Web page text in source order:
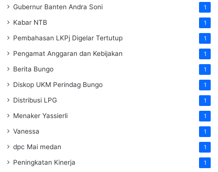
Gubernur Banten Andra Soni 1
Kabar NTB 1
Pembahasan LKPj Digelar Tertutup 1
Pengamat Anggaran dan Kebijakan 1
Berita Bungo 1
Diskop UKM Perindag Bungo 1
Distribusi LPG 1
Menaker Yassierli 1
Vanessa 1
dpc Mai medan 1
Peningkatan Kinerja 1